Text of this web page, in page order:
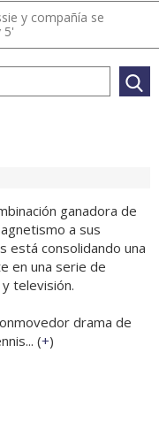
y compañía se
5'
ganadora de
a sus
está consolidando una
en una serie de
televisión.
drama de
(+)